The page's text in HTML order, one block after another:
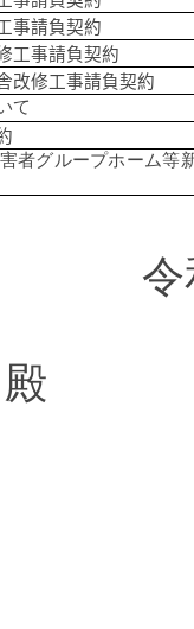
事請負契約
工事請負契約
改修工事請負契約
て
者グループホーム等